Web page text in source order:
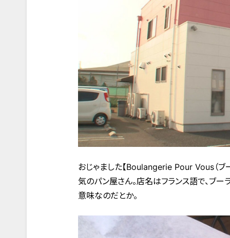
おじゃました【Boulangerie Pour Vous（ブ
気のパン屋さん。店名はフランス語で、ブー
意味なのだとか。